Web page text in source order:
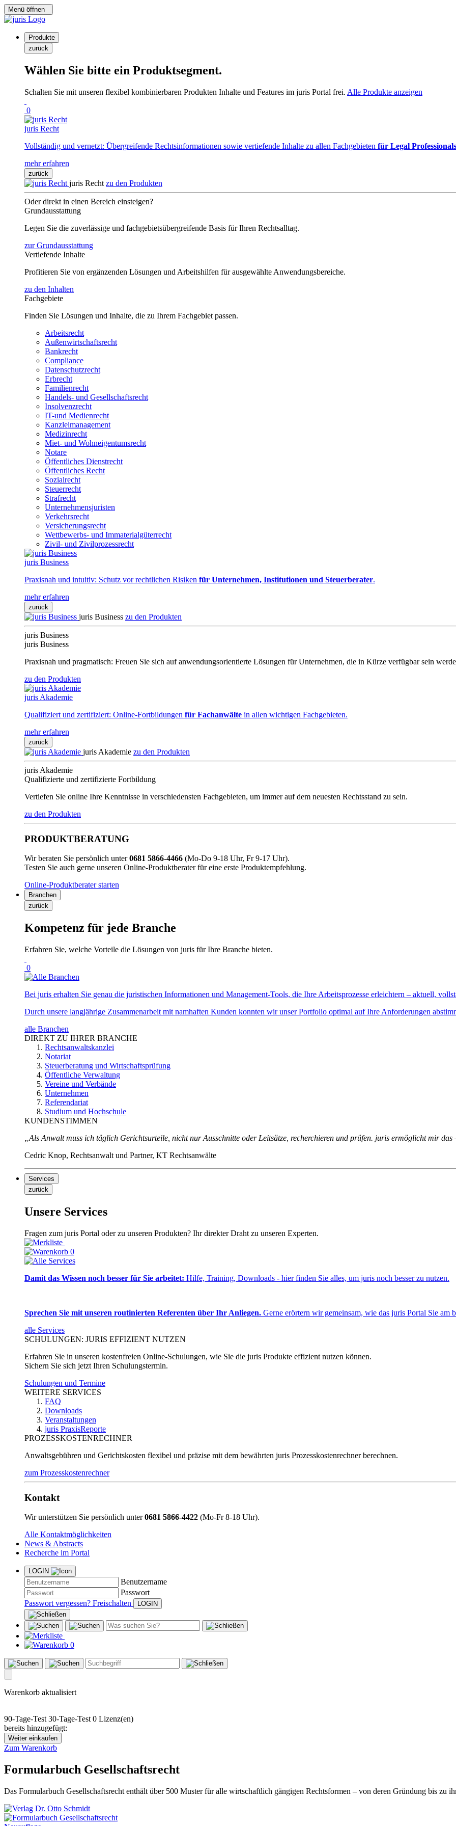
Menü öffnen
Produkte
zurück
Wählen Sie bitte ein Produktsegment.
Schalten Sie mit unseren flexibel kombinierbaren Produkten Inhalte und Features im juris Portal frei. Alle Produkte anzeigen
0
juris Recht
Vollständig und vernetzt: Übergreifende Rechtsinformationen sowie vertiefende Inhalte zu allen Fachgebieten für Legal Professionals
mehr erfahren
zurück
juris Recht zu den Produkten
Oder direkt in einen Bereich einsteigen?
Grundausstattung
Legen Sie die zuverlässige und fachgebietsübergreifende Basis für Ihren Rechtsalltag.
zur Grundausstattung
Vertiefende Inhalte
Profitieren Sie von ergänzenden Lösungen und Arbeitshilfen für ausgewählte Anwendungsbereiche.
zu den Inhalten
Fachgebiete
Finden Sie Lösungen und Inhalte, die zu Ihrem Fachgebiet passen.
Arbeitsrecht
Außenwirtschaftsrecht
Bankrecht
Compliance
Datenschutzrecht
Erbrecht
Familienrecht
Handels- und Gesellschaftsrecht
Insolvenzrecht
IT-und Medienrecht
Kanzleimanagement
Medizinrecht
Miet- und Wohneigentumsrecht
Notare
Öffentliches Dienstrecht
Öffentliches Recht
Sozialrecht
Steuerrecht
Strafrecht
Unternehmensjuristen
Verkehrsrecht
Versicherungsrecht
Wettbewerbs- und Immaterialgüterrecht
Zivil- und Zivilprozessrecht
juris Business
Praxisnah und intuitiv: Schutz vor rechtlichen Risiken für Unternehmen, Institutionen und Steuerberater.
mehr erfahren
zurück
juris Business zu den Produkten
juris Business
juris Business
Praxisnah und pragmatisch: Freuen Sie sich auf anwendungsorientierte Lösungen für Unternehmen, die in Kürze verfügbar sein
zu den Produkten
juris Akademie
Qualifiziert und zertifiziert: Online-Fortbildungen für Fachanwälte in allen wichtigen Fachgebieten.
mehr erfahren
zurück
juris Akademie zu den Produkten
juris Akademie
Qualifizierte und zertifizierte Fortbildung
Vertiefen Sie online Ihre Kenntnisse in verschiedensten Fachgebieten, um immer auf dem neuesten Rechtsstand zu sein.
zu den Produkten
PRODUKTBERATUNG
Wir beraten Sie persönlich unter0681 5866-4466 (Mo-Do 9-18 Uhr, Fr 9-17 Uhr).
Testen Sie auch gerne unseren Online-Produktberater für eine erste Produktempfehlung.
Online-Produktberater starten
Branchen
zurück
Kompetenz für jede Branche
Erfahren Sie, welche Vorteile die Lösungen von juris für Ihre Branche bieten.
0
Bei juris erhalten Sie genau die juristischen Informationen und Management-Tools, die Ihre Arbeitsprozesse erleichtern – aktuell,
Durch unsere langjährige Zusammenarbeit mit namhaften Kunden konnten wir unser Portfolio optimal auf Ihre Anforderungen
alle Branchen
DIREKT ZU IHRER BRANCHE
Rechtsanwaltskanzlei
Notariat
Steuerberatung und Wirtschaftsprüfung
Öffentliche Verwaltung
Vereine und Verbände
Unternehmen
Referendariat
Studium und Hochschule
KUNDENSTIMMEN
„Als Anwalt muss ich täglich Gerichtsurteile, nicht nur Ausschnitte oder Leitsätze, recherchieren und prüfen. juris ermöglicht mir
Cedric Knop, Rechtsanwalt und Partner, KT Rechtsanwälte
Services
zurück
Unsere Services
Fragen zum juris Portal oder zu unseren Produkten? Ihr direkter Draht zu unseren Experten.
0
Damit das Wissen noch besser für Sie arbeitet: Hilfe, Training, Downloads - hier finden Sie alles, um juris noch besser zu nutzen.
Sprechen Sie mit unseren routinierten Referenten über Ihr Anliegen. Gerne erörtern wir gemeinsam, wie das juris Portal Sie am
alle Services
SCHULUNGEN: JURIS EFFIZIENT NUTZEN
Erfahren Sie in unseren kostenfreien Online-Schulungen, wie Sie die juris Produkte effizient nutzen können.
Sichern Sie sich jetzt Ihren Schulungstermin.
Schulungen und Termine
WEITERE SERVICES
FAQ
Downloads
Veranstaltungen
juris PraxisReporte
PROZESSKOSTENRECHNER
Anwaltsgebühren und Gerichtskosten flexibel und präzise mit dem bewährten juris Prozesskostenrechner berechnen.
zum Prozesskostenrechner
Kontakt
Wir unterstützen Sie persönlich unter0681 5866-4422 (Mo-Fr 8-18 Uhr).
Alle Kontaktmöglichkeiten
News & Abstracts
Recherche im Portal
LOGIN
Benutzername
Passwort
Passwort vergessen? Freischalten
0
Warenkorb aktualisiert
90-Tage-Test 30-Tage-Test 0 Lizenz(en)
bereits hinzugefügt:
Weiter einkaufen
Zum Warenkorb
Formularbuch Gesellschaftsrecht
Das Formularbuch Gesellschaftsrecht enthält über 500 Muster für alle wirtschaftlich gängigen Rechtsformen – von deren Gründung bis zu